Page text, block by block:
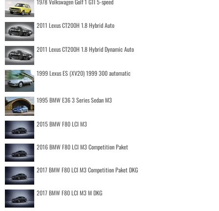
1978 Volkswagen Golf 1 GTI 5-speed
2011 Lexus CT200H 1.8 Hybrid Auto
2011 Lexus CT200H 1.8 Hybrid Dynamic Auto
1999 Lexus ES (XV20) 1999 300 automatic
1995 BMW E36 3 Series Sedan M3
2015 BMW F80 LCI M3
2016 BMW F80 LCI M3 Competition Paket
2017 BMW F80 LCI M3 Competition Paket DKG
2017 BMW F80 LCI M3 M DKG